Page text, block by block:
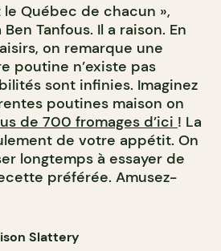
le Québec de chacun »,
Tanfous. Il a raison. En
on remarque une
poutine n’existe pas
sont infinies. Imaginez
poutines maison on
de 700 fromages d’ici ! La
de votre appétit. On
longtemps à essayer de
préférée. Amusez-
Slattery